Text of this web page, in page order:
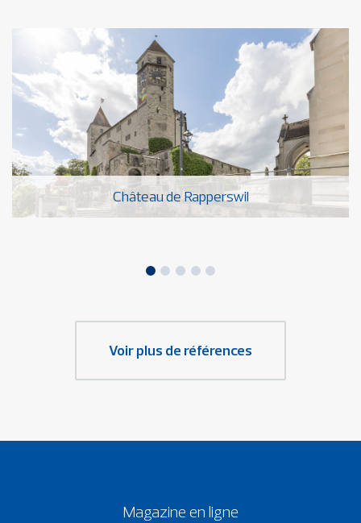
Château de Rapperswil
Voir plus de références
Magazine en ligne